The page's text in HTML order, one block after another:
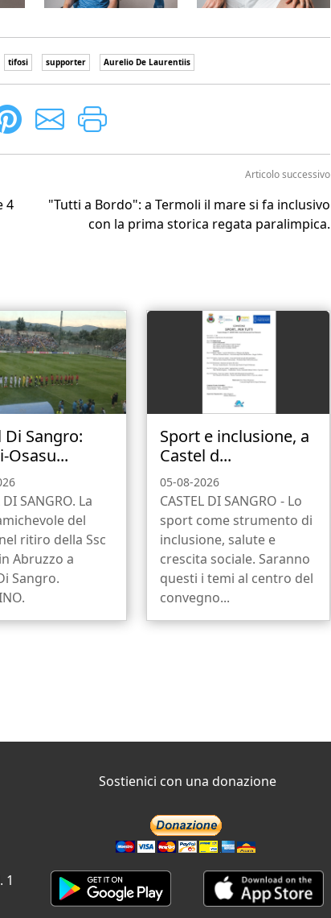
tifosi supporter Aurelio De Laurentiis
4
Articolo successivo
"Tutti a Bordo": a Termoli il mare si fa inclusivo
con la prima storica regata paralimpica.
Di Sangro:
Osasu...
DI SANGRO. La
del
ritiro della Ssc
Abruzzo a
Sangro.
Sport e inclusione, a
Castel d...
05-08-2026
CASTEL DI SANGRO - Lo
sport come strumento di
inclusione, salute e
crescita sociale. Saranno
questi i temi al centro del
convegno...
1
Sostienici con una donazione